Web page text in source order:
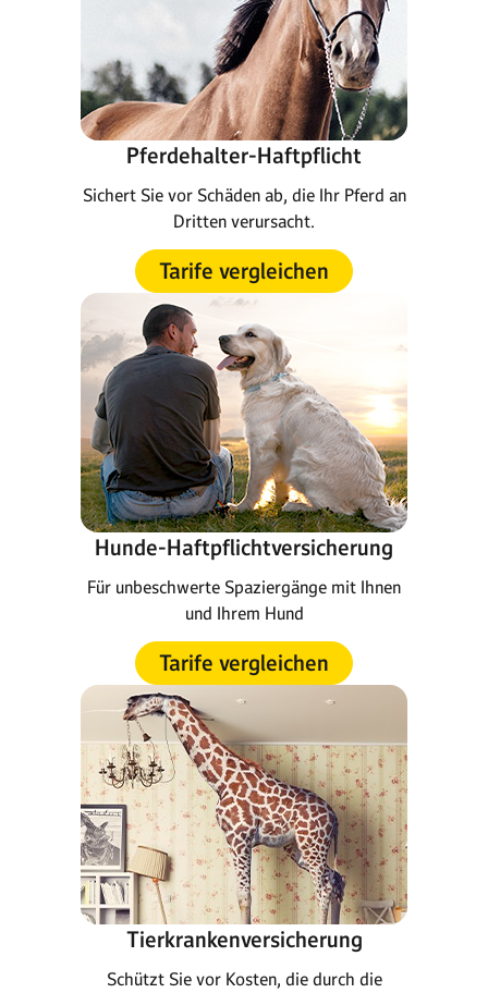
Pferdehalter-Haftpflicht
Sichert Sie vor Schäden ab, die Ihr Pferd an
Dritten verursacht.
Tarife vergleichen
Hunde-Haftpflichtversicherung
Für unbeschwerte Spaziergänge mit Ihnen
und Ihrem Hund
Tarife vergleichen
Tierkrankenversicherung
Schützt Sie vor Kosten, die durch die